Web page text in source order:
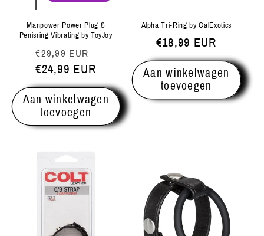
Manpower Power Plug &
Penisring Vibrating by ToyJoy
Normale
prijs
€29,99 EUR
Aanbiedingsprijs
€24,99 EUR
Aan winkelwagen
toevoegen
Alpha Tri-Ring by CalExotics
Normale
prijs
€18,99 EUR
Aan winkelwagen
toevoegen